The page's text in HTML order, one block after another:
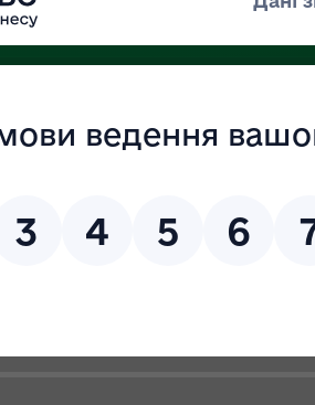
веб-портал
роботи
області за 12